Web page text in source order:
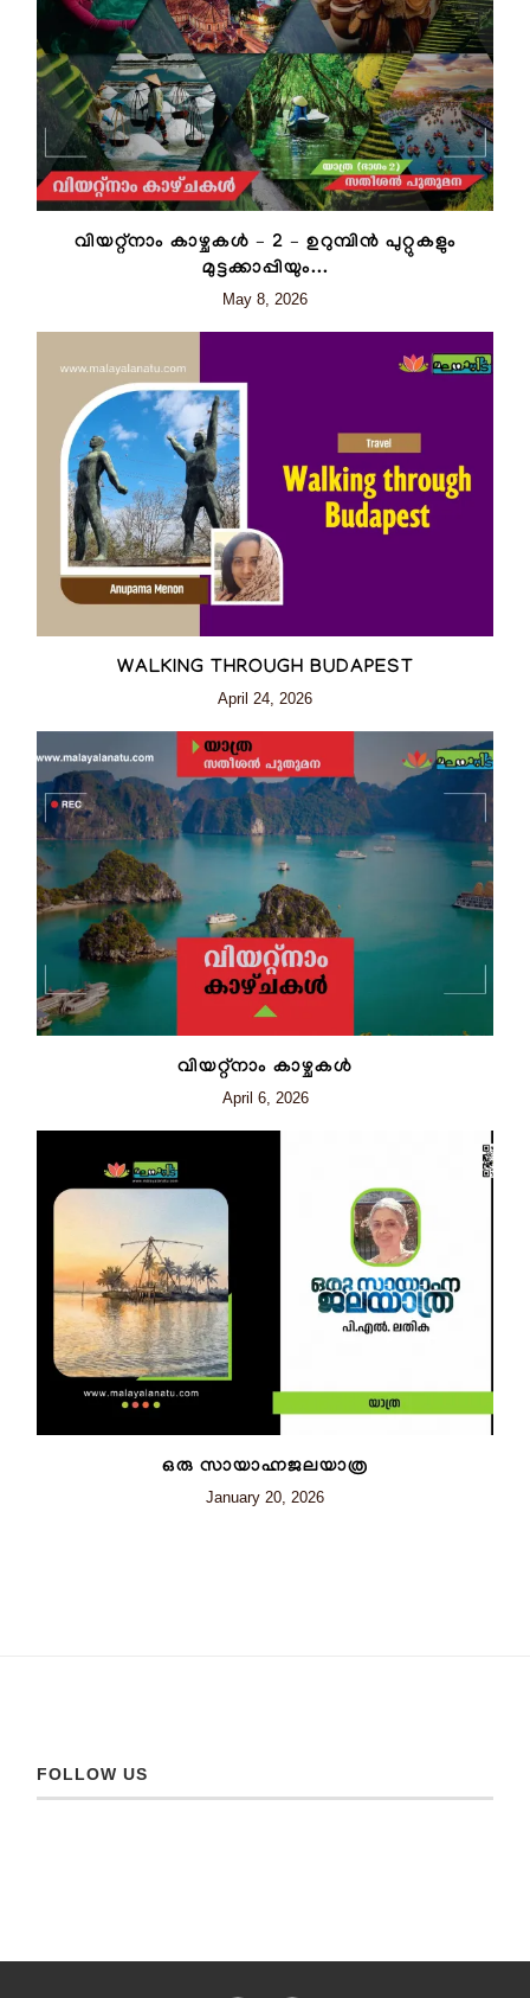
വിയറ്റ്നാം കാഴ്ചകള്‍ – 2 – ഉറുമ്പിന്‍ പുറ്റുകളും
മുട്ടക്കാപ്പിയും...
May 8, 2026
WALKING THROUGH BUDAPEST
April 24, 2026
വിയറ്റ്നാം കാഴ്ചകൾ
April 6, 2026
ഒരു സായാഹ്നജലയാത്ര
January 20, 2026
FOLLOW US